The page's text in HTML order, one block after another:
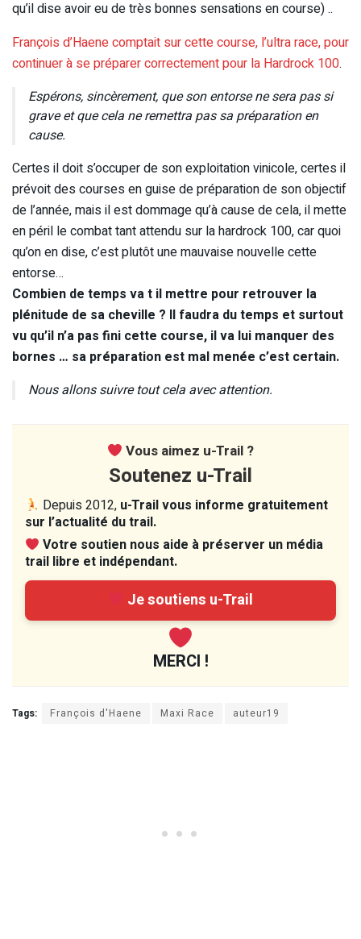
qu’il dise avoir eu de très bonnes sensations en course) ..
François d’Haene comptait sur cette course, l’ultra race, pour
continuer à se préparer correctement pour la Hardrock 100.
Espérons, sincèrement, que son entorse ne sera pas si
grave et que cela ne remettra pas sa préparation en
cause.
Certes il doit s’occuper de son exploitation vinicole, certes il
prévoit des courses en guise de préparation de son objectif
de l’année, mais il est dommage qu’à cause de cela, il mette
en péril le combat tant attendu sur la hardrock 100, car quoi
qu’on en dise, c’est plutôt une mauvaise nouvelle cette
entorse…
Combien de temps va t il mettre pour retrouver la
plénitude de sa cheville ? Il faudra du temps et surtout
vu qu’il n’a pas fini cette course, il va lui manquer des
bornes … sa préparation est mal menée c’est certain.
Nous allons suivre tout cela avec attention.
Vous aimez u-Trail ?
Soutenez u-Trail
Depuis 2012, u-Trail vous informe gratuitement
sur l’actualité du trail.
Votre soutien nous aide à préserver un média
trail libre et indépendant.
Je soutiens u-Trail
MERCI !
Tags: François d'Haene Maxi Race auteur19